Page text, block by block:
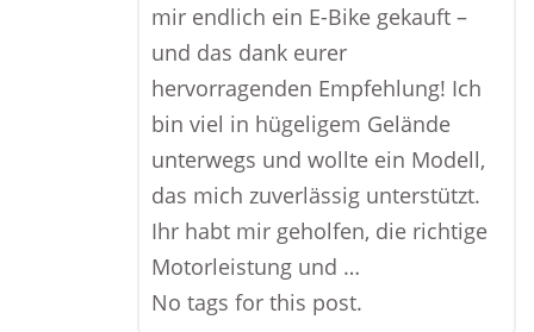
mir endlich ein E-Bike gekauft –
und das dank eurer
hervorragenden Empfehlung! Ich
bin viel in hügeligem Gelände
unterwegs und wollte ein Modell,
das mich zuverlässig unterstützt.
Ihr habt mir geholfen, die richtige
Motorleistung und …
No tags for this post.